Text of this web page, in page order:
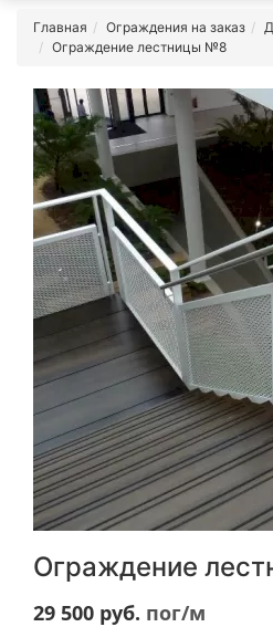
Главная Ограждения на заказ
Ограждение лестницы №8
Ограждение
29 500 руб. пог/м